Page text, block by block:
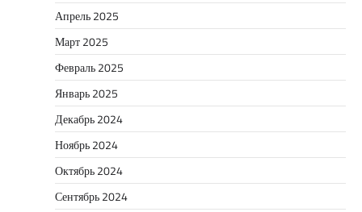
Апрель 2025
Март 2025
Февраль 2025
Январь 2025
Декабрь 2024
Ноябрь 2024
Октябрь 2024
Сентябрь 2024